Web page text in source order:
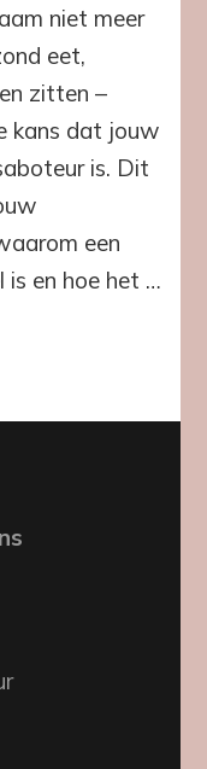
niet meer
eet,
zitten –
kans dat jouw
is. Dit
een
is en hoe het …